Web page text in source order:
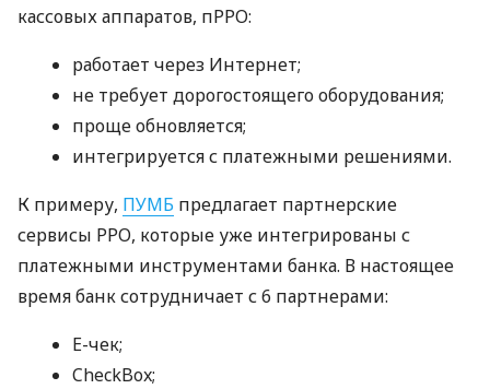
кассовых аппаратов, пРРО:
работает через Интернет;
не требует дорогостоящего оборудования;
проще обновляется;
интегрируется с платежными решениями.
К примеру, ПУМБ предлагает партнерские
сервисы РРО, которые уже интегрированы с
платежными инструментами банка. В настоящее
время банк сотрудничает с 6 партнерами:
E-чек;
CheckBox;